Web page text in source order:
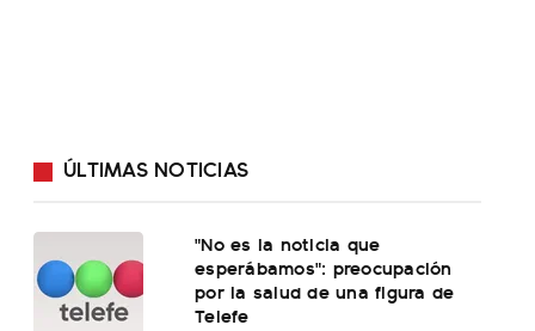
ÚLTIMAS NOTICIAS
"No es la noticia que
esperábamos": preocupación
por la salud de una figura de
Telefe